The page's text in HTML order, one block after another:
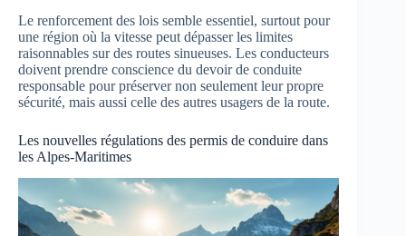
Le renforcement des lois semble essentiel, surtout pour
une région où la vitesse peut dépasser les limites
raisonnables sur des routes sinueuses. Les conducteurs
doivent prendre conscience du devoir de conduite
responsable pour préserver non seulement leur propre
sécurité, mais aussi celle des autres usagers de la route.
Les nouvelles régulations des permis de conduire dans
les Alpes-Maritimes